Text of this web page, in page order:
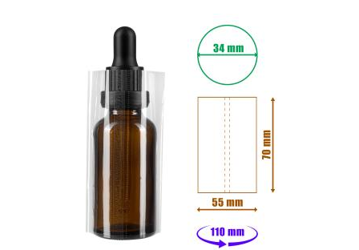
alebo vyčnievajúce obaly. Fľaša na obrázku je len ilustračná,
možno použiť na všetky podobné fľaše, obaly, rúrky do 34 mm
nie je súčasťou balenia. Balenie: 1ks PVC zmršťovacia fólia 84x55mm.